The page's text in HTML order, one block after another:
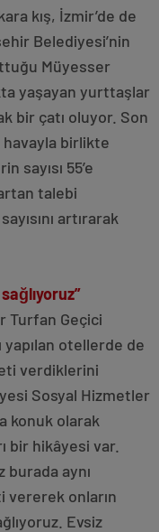
kış, İzmir’de de
Belediyesi’nin
Müyesser
yaşayan yurttaşlar
bir çatı oluyor. Son
birlikte
sayısı 55’e
talebi
artırarak
Turfan Geçici
yapılan otellerde de
verdiklerini
Sosyal Hizmetler
konuk olarak
bir hikâyesi var.
burada aynı
vererek onların
Evsiz